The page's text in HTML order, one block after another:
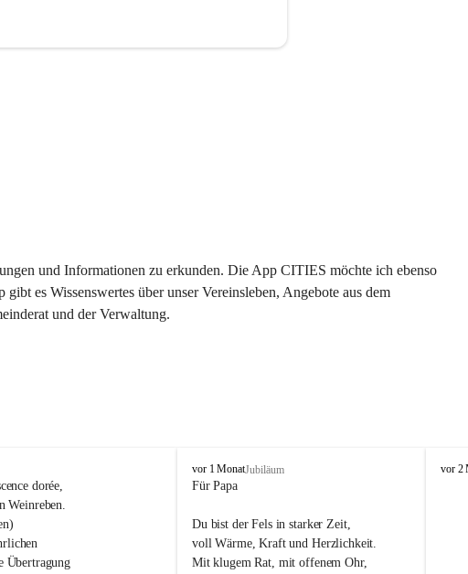
und Informationen zu erkunden. Die App CITIES möchte ich ebenso
es Wissenswertes über unser Vereinsleben, Angebote aus dem
und der Verwaltung.
dorée,
Weinreben.
Übertragung
O
s
i
vor 1 MonatJubiläum
Für Papa
Du bist der Fels in starker Zeit,
voll Wärme, Kraft und Herzlichkeit.
Mit klugem Rat, mit offenem Ohr,
O
vor 2